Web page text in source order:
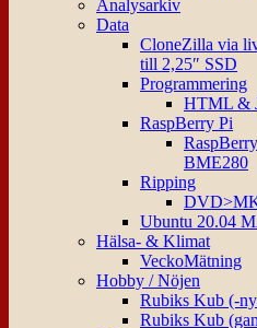
Analysarkiv
Data
CloneZilla via
till 2,25″ SSD
Programmering
HTML &
RaspBerry Pi
BME280
Ripping
Ubuntu 20.04
Hälsa- & Klimat
VeckoMätning
Hobby / Nöjen
Rubiks Kub (-
Rubiks Kub